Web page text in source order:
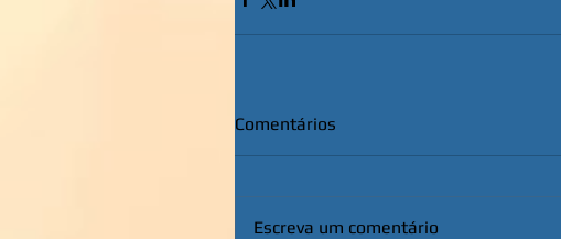
Comentários
Escreva um comentário